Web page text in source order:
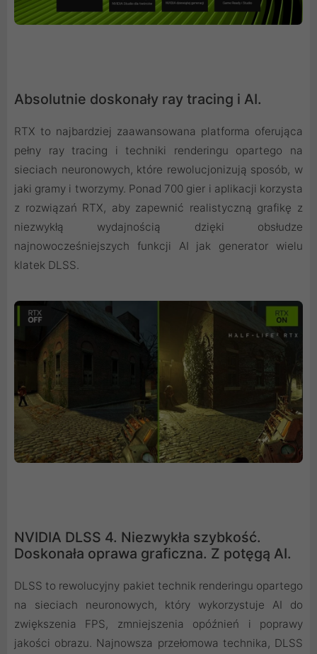
Absolutnie doskonały ray tracing i AI.
RTX to najbardziej zaawansowana platforma oferująca
pełny ray tracing i techniki renderingu opartego na
sieciach neuronowych, które rewolucjonizują sposób, w
jaki gramy i tworzymy. Ponad 700 gier i aplikacji korzysta
z rozwiązań RTX, aby zapewnić realistyczną grafikę z
niezwykłą wydajnością dzięki obsłudze
najnowocześniejszych funkcji AI jak generator wielu
klatek DLSS.
NVIDIA DLSS 4. Niezwykła szybkość.
Doskonała oprawa graficzna. Z potęgą AI.
DLSS to rewolucyjny pakiet technik renderingu opartego
na sieciach neuronowych, który wykorzystuje AI do
zwiększenia FPS, zmniejszenia opóźnień i poprawy
jakości obrazu. ‌Najnowsza przełomowa technika, DLSS